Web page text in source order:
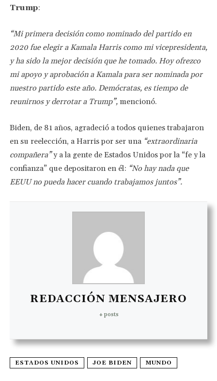
Trump:
“Mi primera decisión como nominado del partido en
2020 fue elegir a Kamala Harris como mi vicepresidenta,
y ha sido la mejor decisión que he tomado. Hoy ofrezco
mi apoyo y aprobación a Kamala para ser nominada por
nuestro partido este año. Demócratas, es tiempo de
reunirnos y derrotar a Trump”, mencionó.
Biden, de 81 años, agradeció a todos quienes trabajaron
en su reelección, a Harris por ser una “extraordinaria
compañera”y a la gente de Estados Unidos por la “fe y la
confianza” que depositaron en él: “No hay nada que
EEUU no pueda hacer cuando trabajamos juntos”.
REDACCIÓN MENSAJERO
+ posts
ESTADOS UNIDOS JOE BIDEN MUNDO